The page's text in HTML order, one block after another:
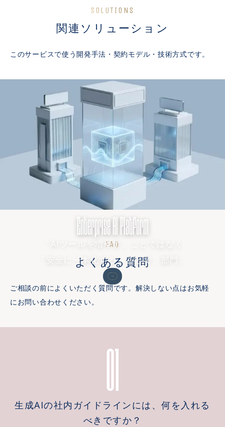
SOLUTIONS
関連ソリューション
このサービスで使う開発手法・契約モデル・技術方式です。
Enterprise AI Platform
「AIツールを増やす」ことではなく
「安全に一本化する」ことで、部門ご
とに乱立したAI活用を、認証・コス
ト・利用ログが見える全社基盤に変え
FAQ
よくある質問
ご相談の前によくいただく質問です。解決しない点はお気軽
にお問い合わせください。
01
生成AIの社内ガイドラインには、何を入れる
べきですか？